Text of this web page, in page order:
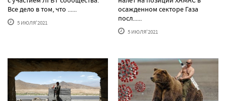
Все дело в том, что ......
5 ИЮЛЯ'2021
осажденном секторе Газа
посл......
5 ИЮЛЯ'2021